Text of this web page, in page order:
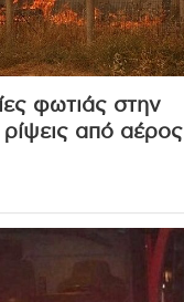
φωτιάς στην
ρίψεις από αέρος